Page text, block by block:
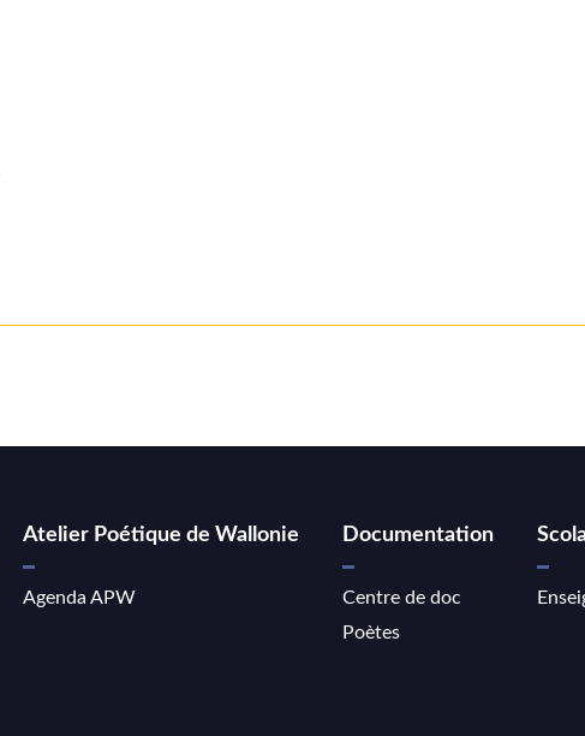
Atelier Poétique de Wallonie
Agenda APW
Documentation
Centre de doc
Poètes